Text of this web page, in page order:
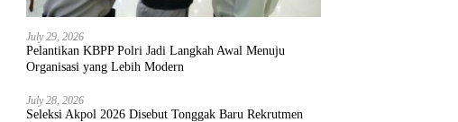
July 29, 2026
Pelantikan KBPP Polri Jadi Langkah Awal Menuju
Organisasi yang Lebih Modern
July 28, 2026
Seleksi Akpol 2026 Disebut Tonggak Baru Rekrutmen